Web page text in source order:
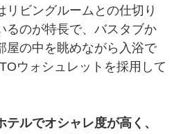
リビングルームとの仕切り
るのが特長で、バスタブか
屋の中を眺めながら入浴で
ウォシュレットを採用して
ルでオシャレ度が高く、